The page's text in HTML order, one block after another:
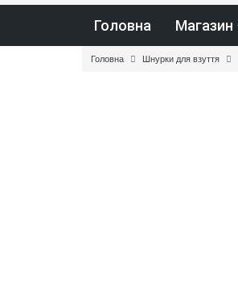
Головна Магазин
Головна Шнурки для взуття